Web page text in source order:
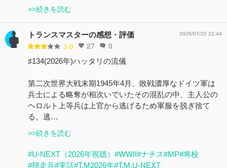
>>続きを読む
トランスマスターの感想・評価
3.0 27 0
2026/07/20 22:44
♯134(2026年)ハッタリの流儀
第二次世界大戦末期1945年4月、敗戦濃厚なドイツ軍は
兵士による略奪が相次いでいたその混乱の中、主人公の
ヘロルト上等兵は上官から逃げるため軍服を脱ぎ捨て
る。逃…
>>続きを読む
#U-NEXT（2026年視聴） #WWII#ナチス#MP#将校
#脱走兵#実話#T.M2026年#T.M.U-NEXT